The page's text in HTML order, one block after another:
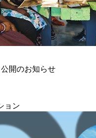
開のお知らせ
ョン